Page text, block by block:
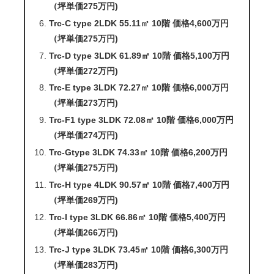
（坪単価275万円)
Trc-C type 2LDK 55.11㎡ 10階 価格4,600万円
（坪単価275万円)
Trc-D type 3LDK 61.89㎡ 10階 価格5,100万円
（坪単価272万円)
Trc-E type 3LDK 72.27㎡ 10階 価格6,000万円
（坪単価273万円)
Trc-F1 type 3LDK 72.08㎡ 10階 価格6,000万円
（坪単価274万円)
Trc-Gtype 3LDK 74.33㎡ 10階 価格6,200万円
（坪単価275万円)
Trc-H type 4LDK 90.57㎡ 10階 価格7,400万円
（坪単価269万円)
Trc-I type 3LDK 66.86㎡ 10階 価格5,400万円
（坪単価266万円)
Trc-J type 3LDK 73.45㎡ 10階 価格6,300万円
（坪単価283万円)